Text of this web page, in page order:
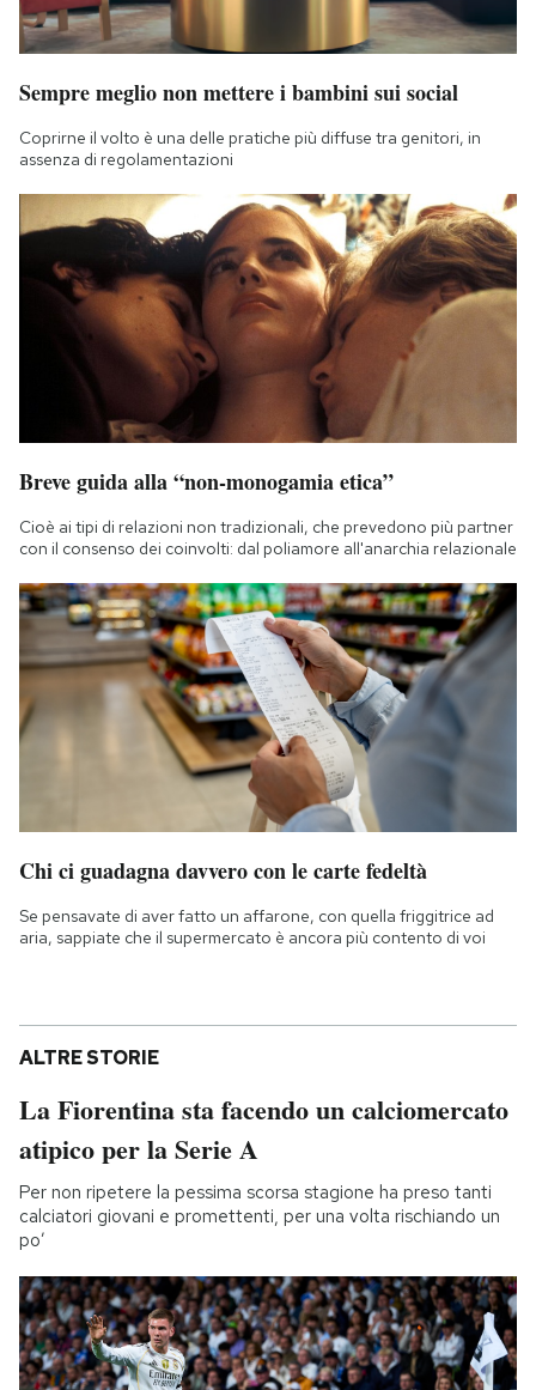
Sempre meglio non mettere i bambini sui social
Coprirne il volto è una delle pratiche più diffuse tra genitori, in
assenza di regolamentazioni
Breve guida alla “non-monogamia etica”
Cioè ai tipi di relazioni non tradizionali, che prevedono più partner
con il consenso dei coinvolti: dal poliamore all'anarchia relazionale
Chi ci guadagna davvero con le carte fedeltà
Se pensavate di aver fatto un affarone, con quella friggitrice ad
aria, sappiate che il supermercato è ancora più contento di voi
ALTRE STORIE
La Fiorentina sta facendo un calciomercato
atipico per la Serie A
Per non ripetere la pessima scorsa stagione ha preso tanti
calciatori giovani e promettenti, per una volta rischiando un
po’